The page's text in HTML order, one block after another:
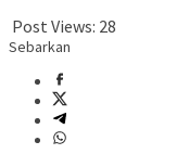
Post Views: 28
Sebarkan